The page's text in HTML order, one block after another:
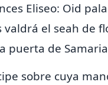
Eliseo: Oid
valdrá el seah de
puerta de
sobre cuya